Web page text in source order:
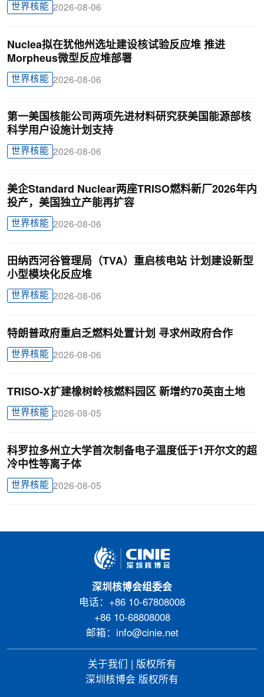
世界核能 2026-08-06
Nuclea拟在犹他州选址建设核试验反应堆 推进
Morpheus微型反应堆部署
世界核能 2026-08-06
第一美国核能公司两项先进材料研究获美国能源部核
科学用户设施计划支持
世界核能 2026-08-06
美企Standard Nuclear两座TRISO燃料新厂2026年内
投产，美国独立产能再扩容
世界核能 2026-08-06
田纳西河谷管理局（TVA）重启核电站 计划建设新型
小型模块化反应堆
世界核能 2026-08-06
特朗普政府重启乏燃料处置计划 寻求州政府合作
世界核能 2026-08-06
TRISO-X扩建橡树岭核燃料园区 新增约70英亩土地
世界核能 2026-08-05
科罗拉多州立大学首次制备电子温度低于1开尔文的超
冷中性等离子体
世界核能 2026-08-05
深圳核博会组委会
电话：+86 10-67808008
+86 10-68808008
邮箱：info@cinie.net
关于我们
版权所有
深圳核博会 版权所有